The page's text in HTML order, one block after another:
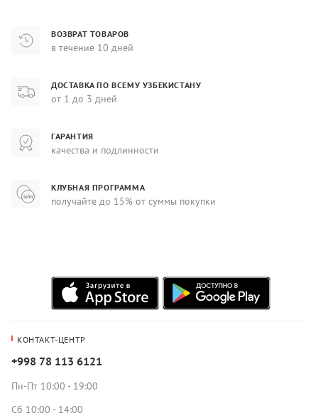
ВОЗВРАТ ТОВАРОВ
в течение 10 дней
ДОСТАВКА ПО ВСЕМУ УЗБЕКИСТАНУ
от 1 до 3 дней
ГАРАНТИЯ
качества и подлинности
КЛУБНАЯ ПРОГРАММА
получайте до 15% от суммы покупки
КОНТАКТ-ЦЕНТР
+998 78 113 6121
Пн-Пт 10:00 - 19:00
Сб 10:00 - 14:00